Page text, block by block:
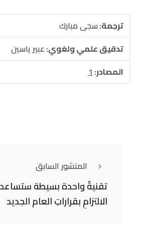
ترجمة:سجى مبارك
تدقيق علمي ولغوي:عبير ياسين
المصادر:1
المنشور السابق
تقنيةٌ واحدة بسيطة
الالتزامِ بقراراتِ العام الجديد